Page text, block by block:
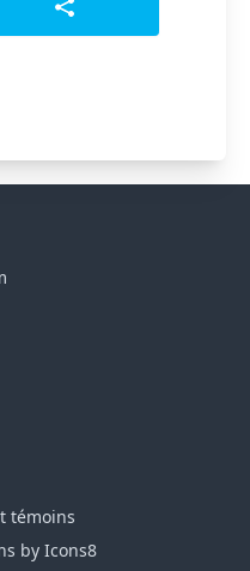
témoins
by Icons8